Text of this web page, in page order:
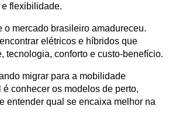
flexibilidade.
o mercado brasileiro amadureceu.
elétricos e híbridos que
tecnologia, conforto e custo-benefício.
migrar para a mobilidade
conhecer os modelos de perto,
entender qual se encaixa melhor na